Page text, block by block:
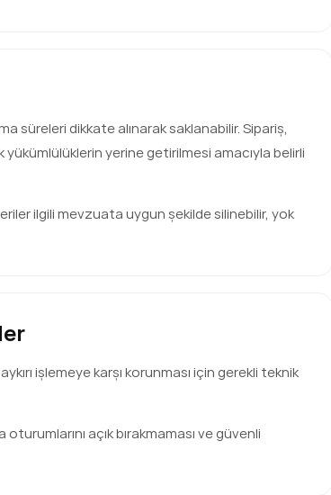
süreleri dikkate alınarak saklanabilir. Sipariş,
yerine getirilmesi amacıyla belirli
ilgili mevzuata uygun şekilde silinebilir, yok
işlemeye karşı korunması için gerekli teknik
açık bırakmaması ve güvenli